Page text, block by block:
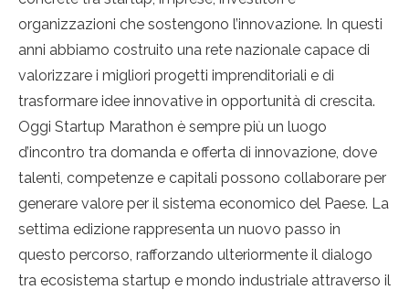
organizzazioni che sostengono l’innovazione. In questi
anni abbiamo costruito una rete nazionale capace di
valorizzare i migliori progetti imprenditoriali e di
trasformare idee innovative in opportunità di crescita.
Oggi Startup Marathon è sempre più un luogo
d’incontro tra domanda e offerta di innovazione, dove
talenti, competenze e capitali possono collaborare per
generare valore per il sistema economico del Paese. La
settima edizione rappresenta un nuovo passo in
questo percorso, rafforzando ulteriormente il dialogo
tra ecosistema startup e mondo industriale attraverso il